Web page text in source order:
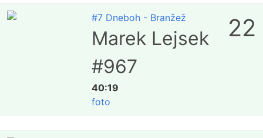
#7 Dneboh - Branžež
Marek Lejsek
#967
40:19
foto
22